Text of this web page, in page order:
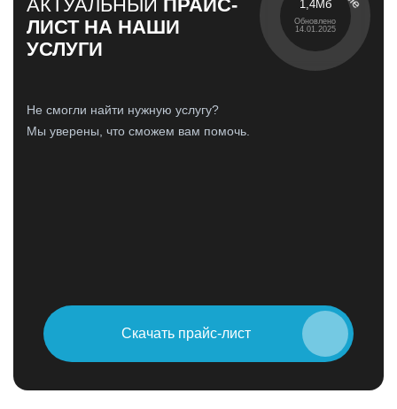
АКТУАЛЬНЫЙ ПРАЙС-
ЛИСТ НА НАШИ
УСЛУГИ
1,4Мб
Обновлено
14.01.2025
Не смогли найти нужную услугу?
Мы уверены, что сможем вам помочь.
Скачать прайс-лист